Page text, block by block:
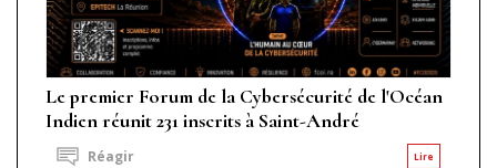
Le premier Forum de la Cybersécurité de l'Océan
Indien réunit 231 inscrits à Saint-André
Lire
Réagir